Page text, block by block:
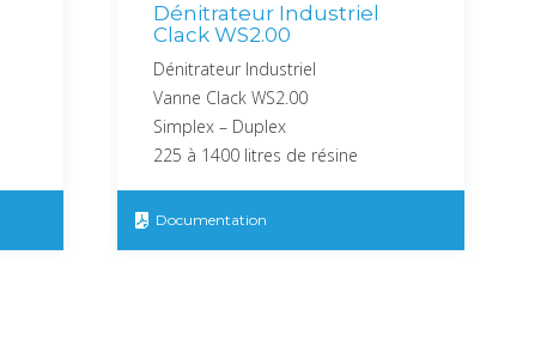
Dénitrateur Industriel
Clack WS2.00
Dénitrateur Industriel
Vanne Clack WS2.00
Simplex – Duplex
225 à 1400 litres de résine
Documentation